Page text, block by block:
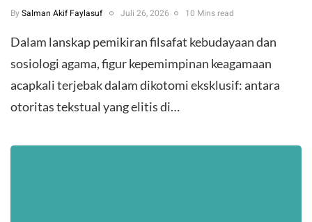
By Salman Akif Faylasuf Juli 26, 2026 10 Mins read
Dalam lanskap pemikiran filsafat kebudayaan dan
sosiologi agama, figur kepemimpinan keagamaan
acapkali terjebak dalam dikotomi eksklusif: antara
otoritas tekstual yang elitis di…